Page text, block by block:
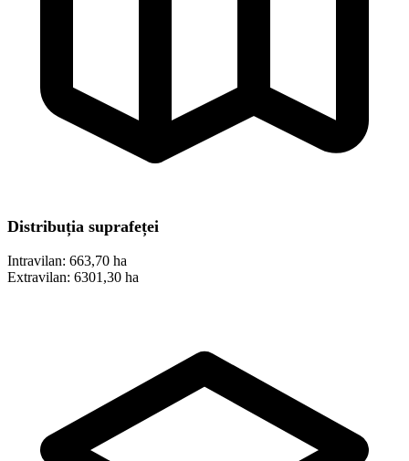
Distribuția suprafeței
Intravilan: 663,70 ha
Extravilan: 6301,30 ha